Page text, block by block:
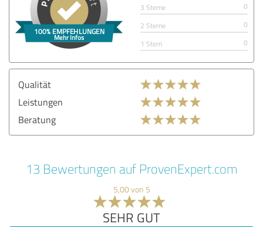
3 Sterne
0
2 Sterne
0
1 Stern
0
Qualität
Leistungen
Beratung
13 Bewertungen auf ProvenExpert.com
5,00 von 5
SEHR GUT